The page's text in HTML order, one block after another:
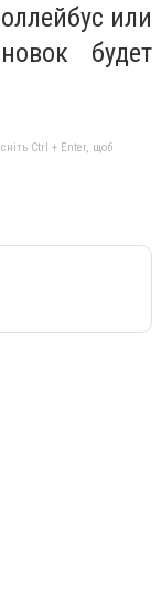
или
будет
Ctrl + Enter, щоб